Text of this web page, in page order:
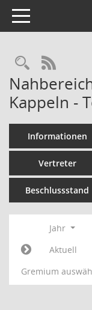
Toggle navigation
RSS-
Kappeln -
Informationen
Vertreter
Beschlussstand
Jahr
Aktuell
Gremium